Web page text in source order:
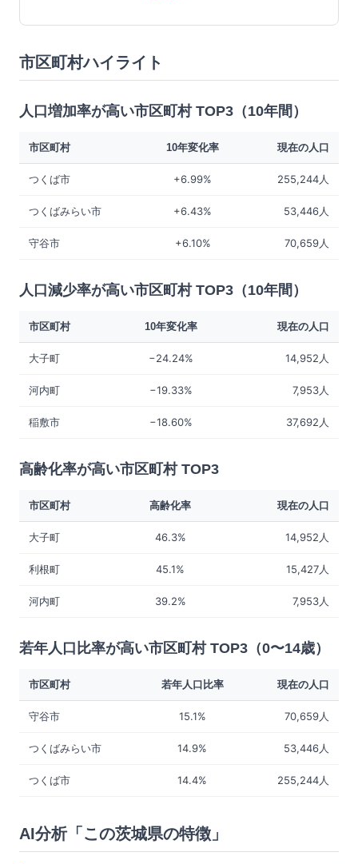
市区町村ハイライト
人口増加率が高い市区町村 TOP3（10年間）
市区町村 10年変化率 現在の人口
つくば市 +6.99% 255,244人
つくばみらい市 +6.43% 53,446人
守谷市 +6.10% 70,659人
人口減少率が高い市区町村 TOP3（10年間）
市区町村 10年変化率 現在の人口
大子町 −24.24% 14,952人
河内町 −19.33% 7,953人
稲敷市 −18.60% 37,692人
高齢化率が高い市区町村 TOP3
市区町村 高齢化率 現在の人口
大子町 46.3% 14,952人
利根町 45.1% 15,427人
河内町 39.2% 7,953人
若年人口比率が高い市区町村 TOP3（0〜14歳）
市区町村 若年人口比率 現在の人口
守谷市 15.1% 70,659人
つくばみらい市 14.9% 53,446人
つくば市 14.4% 255,244人
AI分析「この茨城県の特徴」